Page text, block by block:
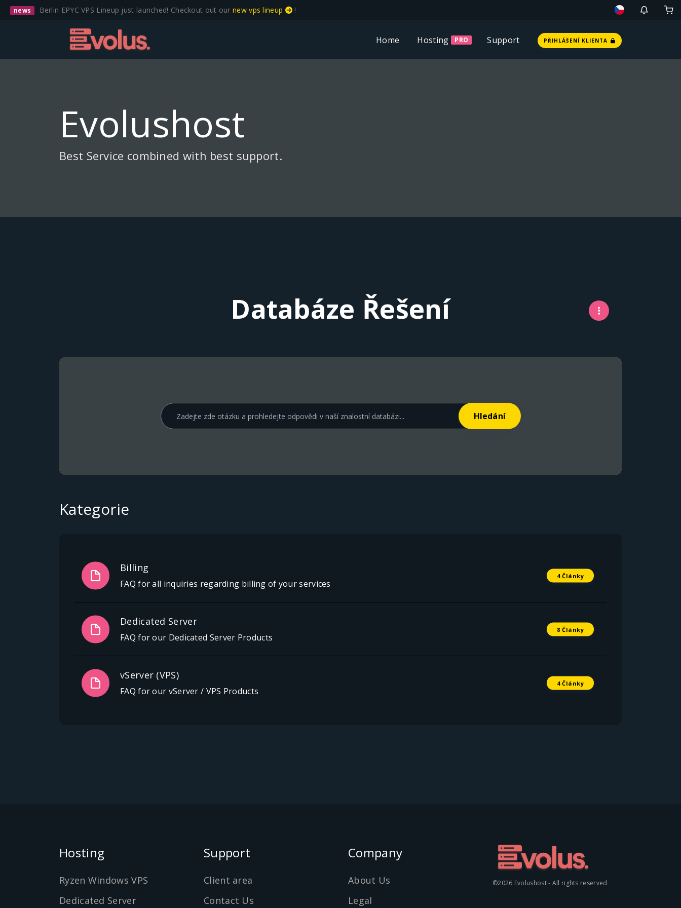
news Berlin EPYC VPS Lineup just launched! Checkout out ournew vps lineup !
Home Hosting PRO Support PŘIHLÁŠENÍ KLIENTA
Evolushost
Best Service combined with best support.
Databáze Řešení
Kategorie
Billing
4 Články
FAQ for all inquiries regarding billing of your services
Dedicated Server
8 Články
FAQ for our Dedicated Server Products
vServer (VPS)
4 Články
FAQ for our vServer / VPS Products
Hosting
Ryzen Windows VPS
Dedicated Server
Support
Client area
Contact Us
Company
About Us
Legal
©2026 Evolushost - All rights reserved